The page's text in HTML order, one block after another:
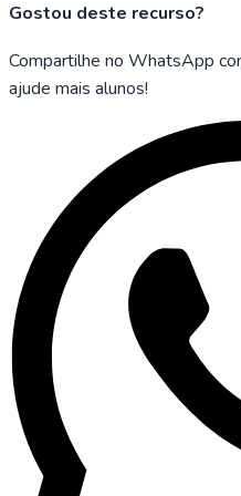
Gostou deste recurso?
Compartilhe no WhatsApp
ajude mais alunos!